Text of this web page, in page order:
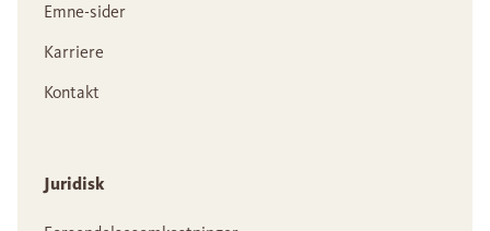
Emne-sider
Karriere
Kontakt
Juridisk